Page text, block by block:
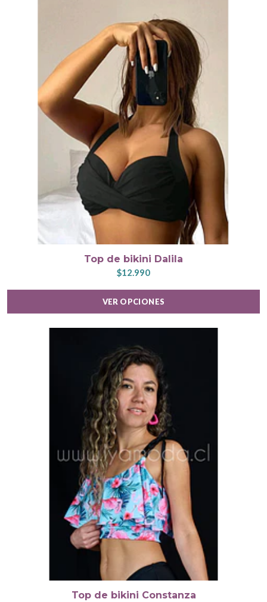
Top de bikini Dalila
$12.990
VER OPCIONES
Top de bikini Constanza